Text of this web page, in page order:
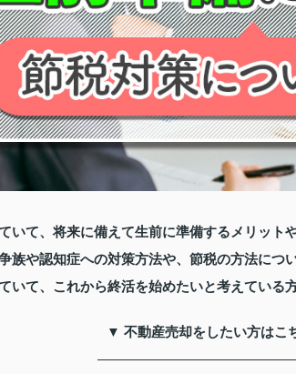
いて、将来に備えて生前に準備するメリット
族や認知症への対策方法や、節税の方法につ
いて、これから終活を始めたいと考えている
▼ 不動産売却をしたい方はこ